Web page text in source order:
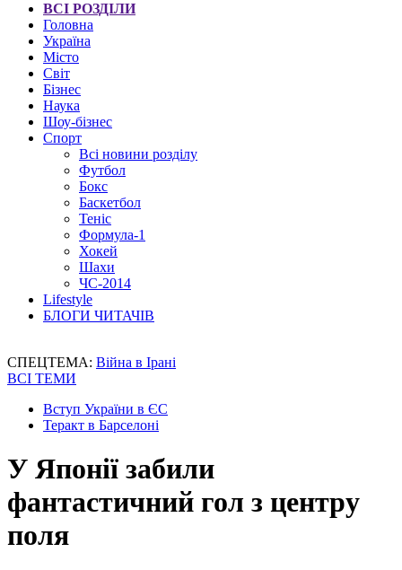
ВСІ РОЗДІЛИ
Головна
Україна
Місто
Світ
Бізнес
Наука
Шоу-бізнес
Спорт
Всі новини розділу
Футбол
Бокс
Баскетбол
Теніс
Формула-1
Хокей
Шахи
ЧС-2014
Lifestyle
БЛОГИ ЧИТАЧІВ
СПЕЦТЕМА: Війна в Ірані
ВСІ ТЕМИ
Вступ України в ЄС
Теракт в Барселоні
У Японії забили
фантастичний гол з центру
поля